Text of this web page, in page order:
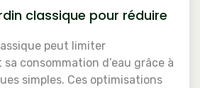
classique pour réduire
peut limiter
consommation d’eau grâce à
simples. Ces optimisations